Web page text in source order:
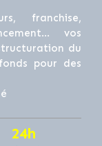
franchise,
vos
du
pour des
24h